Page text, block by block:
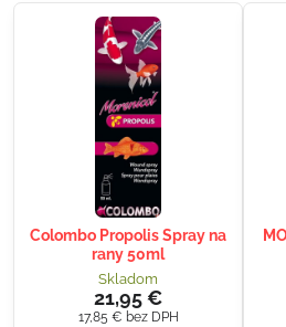
Colombo Propolis Spray na
rany 50ml
Skladom
21,95 €
17,85 € bez DPH